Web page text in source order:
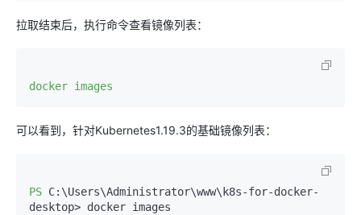
拉取结束后，执行命令查看镜像列表：
docker images
可以看到，针对Kubernetes1.19.3的基础镜像列表：
PS C:\Users\Administrator\www\k8s-for-docker-